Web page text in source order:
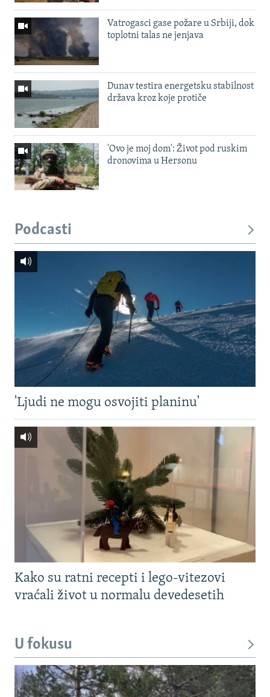
Vatrogasci gase požare u Srbiji, dok
toplotni talas ne jenjava
Dunav testira energetsku stabilnost
država kroz koje protiče
'Ovo je moj dom': Život pod ruskim
dronovima u Hersonu
Podcasti
'Ljudi ne mogu osvojiti planinu'
Kako su ratni recepti i lego-vitezovi
vraćali život u normalu devedesetih
U fokusu